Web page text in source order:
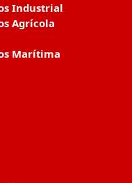
Industrial
Agrícola
Marítima